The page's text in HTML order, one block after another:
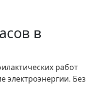
в
работ
электроэнергии. Без